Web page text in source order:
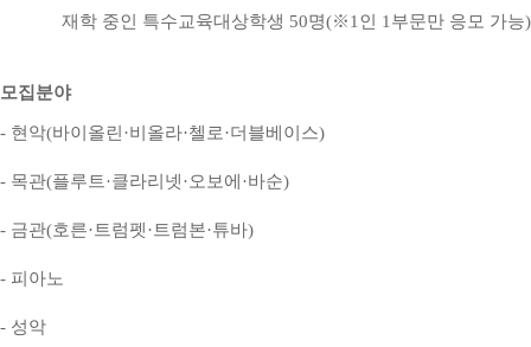
재학 중인 특수교육대상학생 50명(※1 인 1 부문만 응모 가능)
모집분야
- 현악(바이올린 ·비올라·첼로·더블베이스)
- 목관(플루트·클라리넷·오보에 ·바순)
- 금관(호른·트럼펫·트럼본·튜바)
- 피아노
- 성악